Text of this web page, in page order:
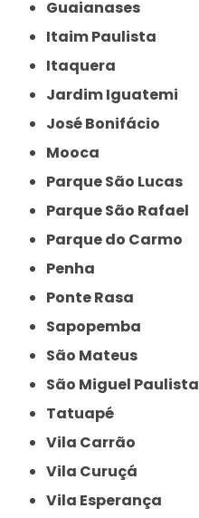
Guaianases
Itaim Paulista
Itaquera
Jardim Iguatemi
José Bonifácio
Mooca
Parque São Lucas
Parque São Rafael
Parque do Carmo
Penha
Ponte Rasa
Sapopemba
São Mateus
São Miguel Paulista
Tatuapé
Vila Carrão
Vila Curuçá
Vila Esperança